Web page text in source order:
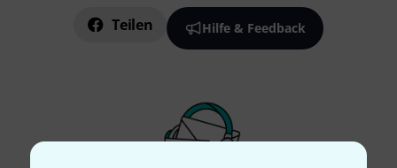
Teilen Hilfe & Feedback